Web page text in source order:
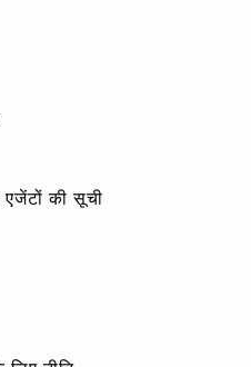
की सूची